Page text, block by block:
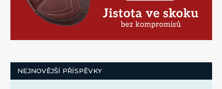
NEJNOVĚJŠÍ PŘÍSPĚVKY